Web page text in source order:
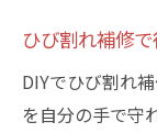
ひび割れ補修
DIYでひび割れ
を自分の手で守